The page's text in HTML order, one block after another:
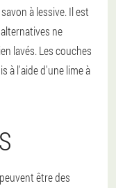
à lessive. Il est
ne
lavés. Les couches
à l'aide d'une lime à
être des